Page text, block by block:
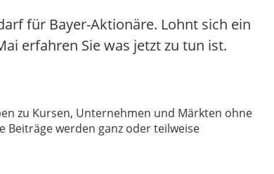
für Bayer-Aktionäre. Lohnt sich ein
erfahren Sie was jetzt zu tun ist.
zu Kursen, Unternehmen und Märkten ohne
Beiträge werden ganz oder teilweise